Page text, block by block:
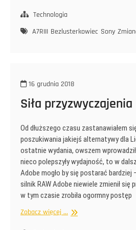
Technologia
A7RIII Bezlusterkowiec Sony
16 grudnia 2018
Siła przyzwyczajenia
Od dłuższego czasu zastanawiałem
poszukiwania jakiejś alternatywy dla
ostatnie wydania, owszem
nieco polepszyły wydajność, to w
Adobe mogło by się postarać bardziej
silnik RAW Adobe niewiele zmienił się
w tym czasie zrobiła ogormny postęp
Zobacz więcej ... Siła